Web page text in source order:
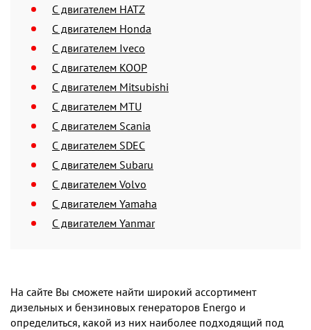
C двигателем HATZ
C двигателем Honda
C двигателем Iveco
C двигателем KOOP
C двигателем Mitsubishi
C двигателем MTU
C двигателем Scania
C двигателем SDEC
C двигателем Subaru
C двигателем Volvo
C двигателем Yamaha
C двигателем Yanmar
На сайте Вы сможете найти широкий ассортимент
дизельных и бензиновых генераторов Energo и
определиться, какой из них наиболее подходящий под